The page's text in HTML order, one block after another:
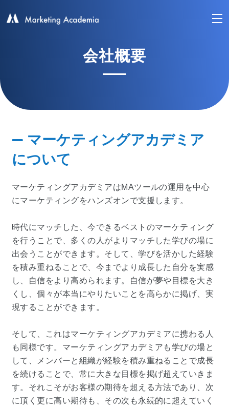
会社概要
マーケティングアカデミア
について
マーケティングアカデミアはMAツールの運用を中心
にマーケティングをハンズオンで支援します。
時代にマッチした、今できるベストのマーケティング
を行うことで、多くの人がよりマッチした学びの場に
出会うことができます。そして、学びを活かした経験
を積み重ねることで、今までより成長した自分を実感
し、自信をより高められます。自信が夢や目標を大き
くし、個々が本当にやりたいことを高らかに掲げ、実
現することができます。
そして、これはマーケティングアカデミアに携わる人
も同様です。マーケティングアカデミアも学びの場と
して、メンバーと組織が経験を積み重ねることで成長
を続けることで、常に大きな目標を掲げ超えていきま
す。それこそがお客様の期待を超える方法であり、次
に頂く更に高い期待も、その次も永続的に超えていく